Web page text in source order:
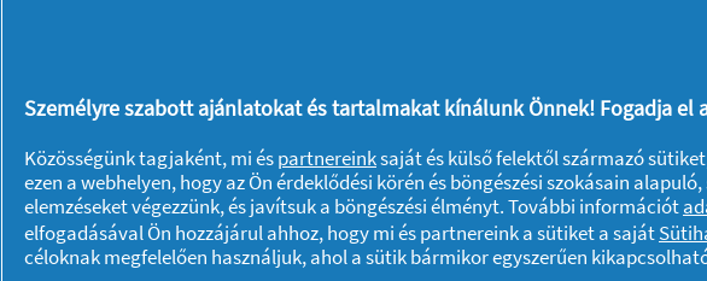
Némi előkészülettel megelőzhető a reggeli pánik. Az előre
elkerülésének érdekében a lakás elhagyása előtt
amelyen azt is megjelölhetik hogy ki-miért felelős. Ha egy
hogy ezt átfussák (és persze kiegészítik mindazzal amit
zökkenőmentesen indulhat a napjuk.
Személyre szabott ajánlatokat és tartalmakat kínálunk Önnek! Fogadja el
Közösségünk tagjaként, mi éspartnereinksaját és külső felektől származó
ezen a webhelyen, hogy az Ön érdeklődési körén és böngészési szokásain
elemzéseket végezzünk, és javítsuk a böngészési élményt. További információt
elfogadásával Ön hozzájárul ahhoz, hogy mi és partnereink a sütiket a saját
céloknak megfelelően használjuk, ahol a sütik bármikor egyszerűen